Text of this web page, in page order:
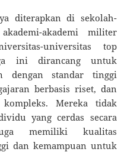
diterapkan di sekolah-
akademi militer
universitas top
ini dirancang untuk
dengan standar tinggi
berbasis riset, dan
Mereka tidak
yang cerdas secara
memiliki kualitas
dan kemampuan untuk